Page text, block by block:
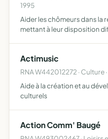
1995
Aider les chômeurs dans la
mettant à leur disposition
(person…
Actimusic
RNA W442012272 · Culture
Aide à la création et au
culturels
Action Comm' Baugé